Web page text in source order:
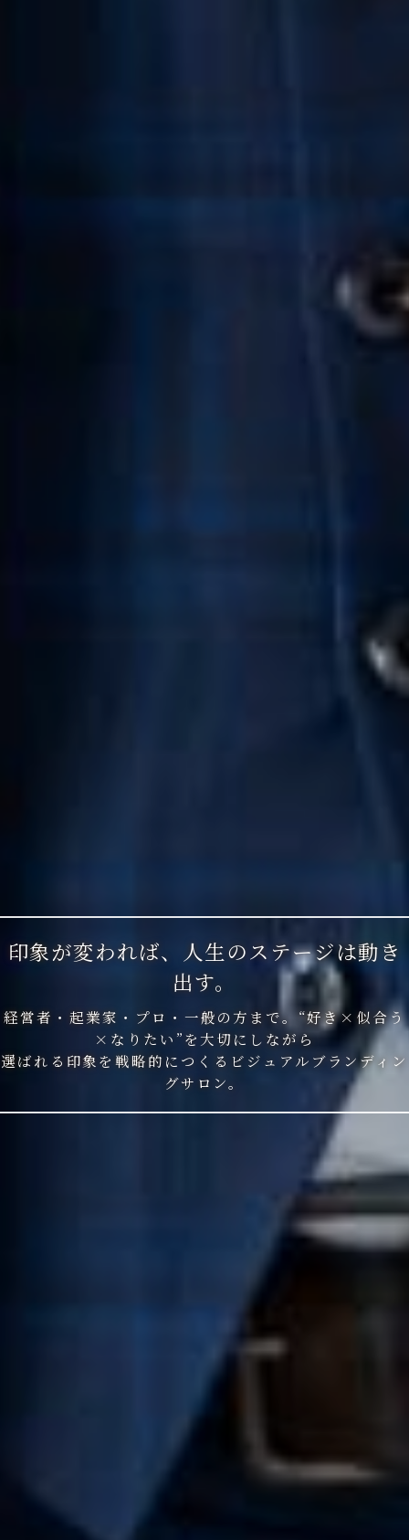
印象が変われば、人生のステージは動き
出す。
経営者・起業家・プロ・一般の方まで。“好き×似合う
×なりたい”を大切にしながら
選ばれる印象を戦略的につくるビジュアルブランディン
グサロン。